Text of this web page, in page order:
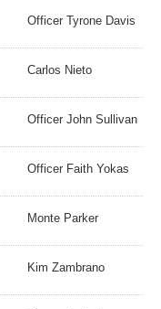
Officer Tyrone Davis
Carlos Nieto
Officer John Sullivan
Officer Faith Yokas
Monte Parker
Kim Zambrano